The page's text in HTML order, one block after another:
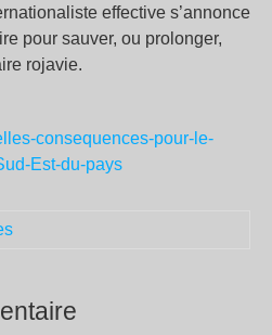
effective s’annonce
pour sauver, ou prolonger,
rojavie.
consequences-pour-le-
Est-du-pays